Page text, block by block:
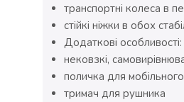
транспортні колеса в
стійкі ніжки в обох
Додаткові особливості:
нековзкі,
поличка для
тримач для рушника